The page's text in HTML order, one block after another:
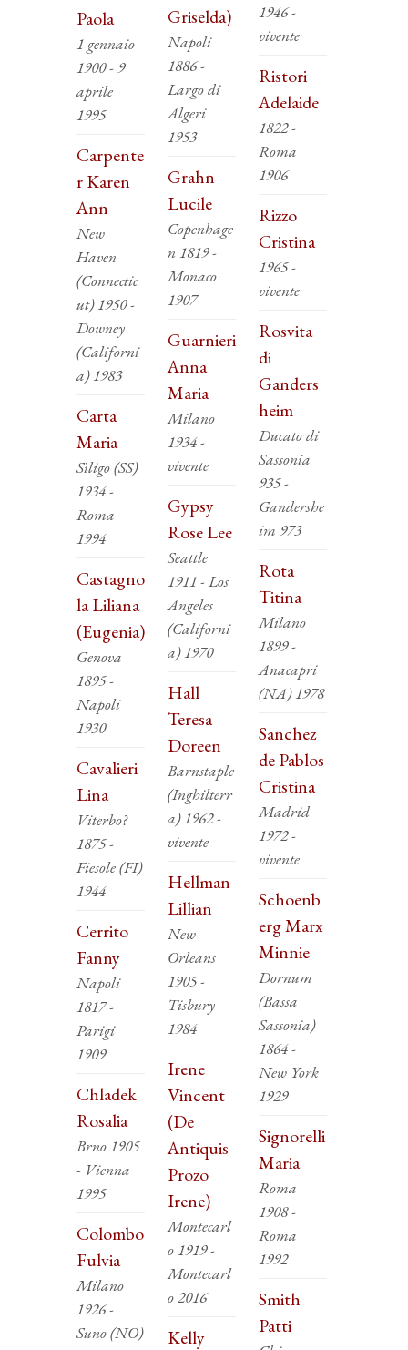
Paola
1 gennaio
1900 - 9
aprile
1995
Carpente
r Karen
Ann
New
Haven
(Connectic
ut) 1950 -
Downey
(Californi
a) 1983
Carta
Maria
Sìligo (SS)
1934 -
Roma
1994
Castagno
la Liliana
(Eugenia)
Genova
1895 -
Napoli
1930
Cavalieri
Lina
Viterbo?
1875 -
Fiesole (FI)
1944
Cerrito
Fanny
Napoli
1817 -
Parigi
1909
Chladek
Rosalia
Brno 1905
- Vienna
1995
Colombo
Fulvia
Milano
1926 -
Suno (NO)
Griselda)
Napoli
1886 -
Largo di
Algeri
1953
Grahn
Lucile
Copenhage
n 1819 -
Monaco
1907
Guarnieri
Anna
Maria
Milano
1934 -
vivente
Gypsy
Rose Lee
Seattle
1911 - Los
Angeles
(Californi
a) 1970
Hall
Teresa
Doreen
Barnstaple
(Inghilterr
a) 1962 -
vivente
Hellman
Lillian
New
Orleans
1905 -
Tisbury
1984
Irene
Vincent
(De
Antiquis
Prozo
Irene)
Montecarl
o 1919 -
Montecarl
o 2016
Kelly
1946 -
vivente
Ristori
Adelaide
1822 -
Roma
1906
Rizzo
Cristina
1965 -
vivente
Rosvita
di
Ganders
heim
Ducato di
Sassonia
935 -
Gandershe
im 973
Rota
Titina
Milano
1899 -
Anacapri
(NA) 1978
Sanchez
de Pablos
Cristina
Madrid
1972 -
vivente
Schoenb
erg Marx
Minnie
Dornum
(Bassa
Sassonia)
1864 -
New York
1929
Signorelli
Maria
Roma
1908 -
Roma
1992
Smith
Patti